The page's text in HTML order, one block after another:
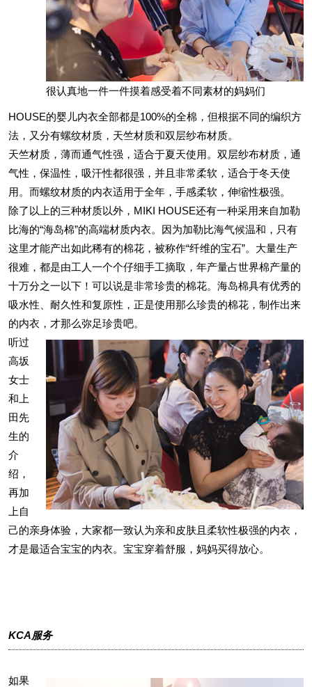
很认真地一件一件摸着感受着不同素材的妈妈们
HOUSE的婴儿内衣全部都是100%的全棉，但根据不同的编织方
法，又分有螺纹材质，天竺材质和双层纱布材质。
天竺材质，薄而通气性强，适合于夏天使用。双层纱布材质，通
气性，保温性，吸汗性都很强，并且非常柔软，适合于冬天使
用。而螺纹材质的内衣适用于全年，手感柔软，伸缩性极强。
除了以上的三种材质以外，MIKI HOUSE还有一种采用来自加勒
比海的“海岛棉”的高端材质内衣。因为加勒比海气候温和，只有
这里才能产出如此稀有的棉花，被称作“纤维的宝石”。大量生产
很难，都是由工人一个个仔细手工摘取，年产量占世界棉产量的
十万分之一以下！可以说是非常珍贵的棉花。海岛棉具有优秀的
吸水性、耐久性和复原性，正是使用那么珍贵的棉花，制作出来
的内衣，才那么弥足珍贵吧。
听过
高坂
女士
和上
田先
生的
介
绍，
再加
上自
己的亲身体验，大家都一致认为亲和皮肤且柔软性极强的内衣，
才是最适合宝宝的内衣。宝宝穿着舒服，妈妈买得放心。
KCA服务
如果